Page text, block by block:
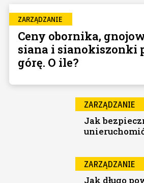
ZARZĄDZANIE
Ceny obornika,
siana i sianokiszonki
górę. O ile?
ZARZĄDZANIE
Jak
ZARZĄDZANIE
Jak długo